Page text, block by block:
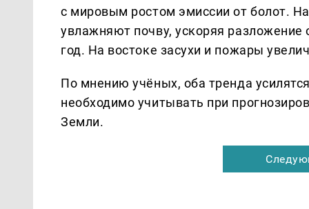
с мировым ростом эмиссии от болот.
увлажняют почву, ускоряя разложение
год. На востоке засухи и пожары
По мнению учёных, оба тренда
необходимо учитывать при
Земли.